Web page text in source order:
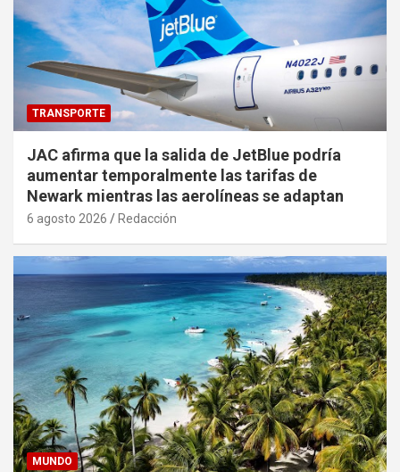
TRANSPORTE
JAC afirma que la salida de JetBlue podría
aumentar temporalmente las tarifas de
Newark mientras las aerolíneas se adaptan
6 agosto 2026 Redacción
MUNDO